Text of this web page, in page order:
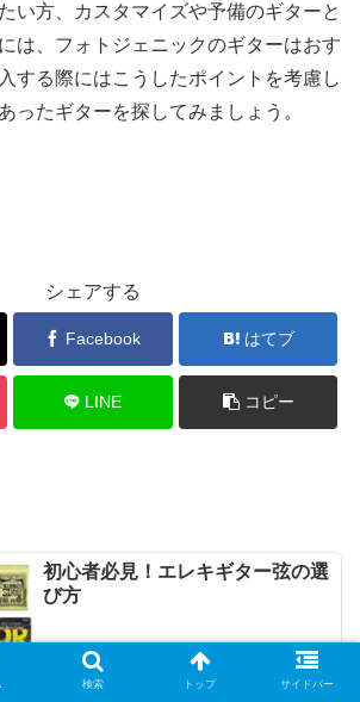
い方、カスタマイズや予備のギターと
は、フォトジェニックのギターはおす
する際にはこうしたポイントを考慮し
ったギターを探してみましょう。
シェアする
Facebook はてブ
LINE コピー
初心者必見！エレキギター弦の選
び方
メーカーから様々な種類のものが発売されてい
検索 トップ サイドバー